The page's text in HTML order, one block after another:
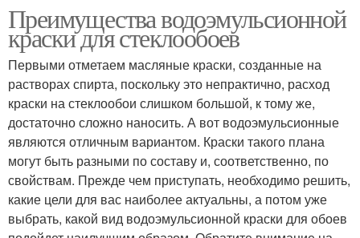
Преимущества водоэмульсионной
краски для стеклообоев
Первыми отметаем масляные краски, созданные на
растворах спирта, поскольку это непрактично, расход
краски на стеклообои слишком большой, к тому же,
достаточно сложно наносить. А вот водоэмульсионные
являются отличным вариантом. Краски такого плана
могут быть разными по составу и, соответственно, по
свойствам. Прежде чем приступать, необходимо решить,
какие цели для вас наиболее актуальны, а потом уже
выбрать, какой вид водоэмульсионной краски для обоев